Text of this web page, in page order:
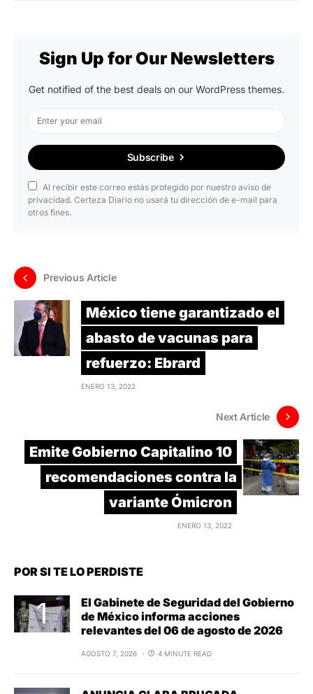
Sign Up for Our Newsletters
Get notified of the best deals on our WordPress themes.
Subscribe
Al recibir este correo estás protegido por nuestro aviso de
privacidad. Certeza Diario no usará tu dirección de e-mail para
otros fines.
Previous Article
México tiene garantizado el
abasto de vacunas para
refuerzo: Ebrard
ENERO 13, 2022
Next Article
Emite Gobierno Capitalino 10
recomendaciones contra la
variante Ómicron
ENERO 13, 2022
POR SI TE LO PERDISTE
El Gabinete de Seguridad del Gobierno
de México informa acciones
relevantes del 06 de agosto de 2026
AGOSTO 7, 2026 4 MINUTE READ